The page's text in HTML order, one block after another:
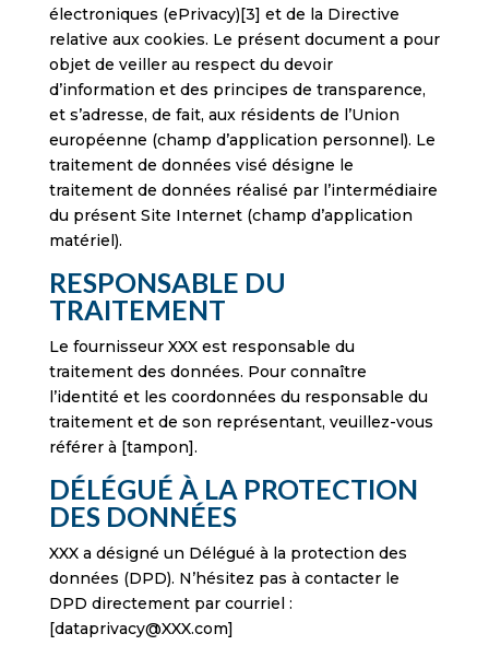
électroniques (ePrivacy)[3] et de la Directive
relative aux cookies. Le présent document a pour
objet de veiller au respect du devoir
d’information et des principes de transparence,
et s’adresse, de fait, aux résidents de l’Union
européenne (champ d’application personnel). Le
traitement de données visé désigne le
traitement de données réalisé par l’intermédiaire
du présent Site Internet (champ d’application
matériel).
RESPONSABLE DU
TRAITEMENT
Le fournisseur XXX est responsable du
traitement des données. Pour connaître
l’identité et les coordonnées du responsable du
traitement et de son représentant, veuillez-vous
référer à [tampon].
DÉLÉGUÉ À LA PROTECTION
DES DONNÉES
XXX a désigné un Délégué à la protection des
données (DPD). N’hésitez pas à contacter le
DPD directement par courriel :
[dataprivacy@XXX.com]